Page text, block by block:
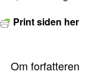
Print siden her
Om forfatteren